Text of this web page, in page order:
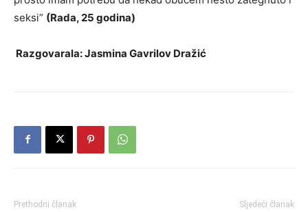
seksi” (Rada, 25 godina)
Razgovarala: Jasmina Gavrilov Dražić
Prethodni članak Sljedeći članak